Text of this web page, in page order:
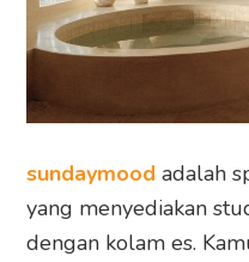
sundaymood adalah
yang menyediakan
dengan kolam es.